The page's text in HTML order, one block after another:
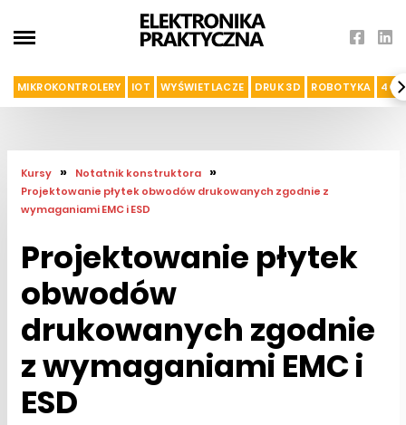
MIKROKONTROLERY IOT WYŚWIETLACZE DRUK 3D ROBOTYKA 4G I
Kursy » Notatnik konstruktora »
Projektowanie płytek obwodów drukowanych zgodnie z
wymaganiami EMC i ESD
Projektowanie płytek
obwodów
drukowanych zgodnie
z wymaganiami EMC i
ESD